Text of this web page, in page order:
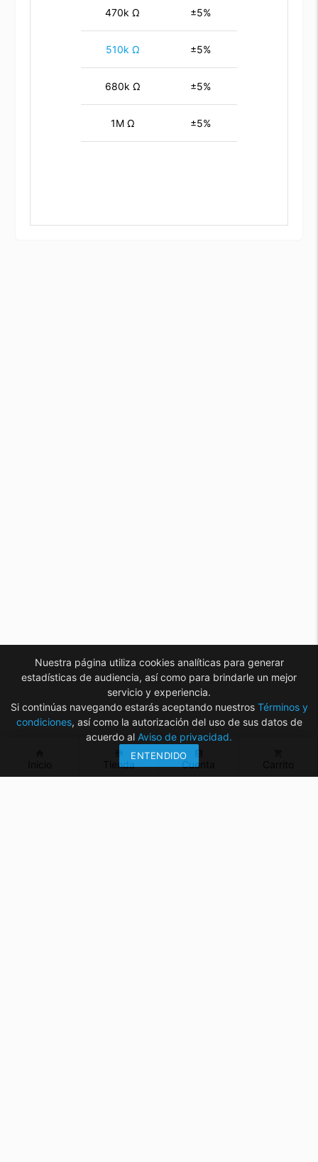
470k Ω ±5%
510k Ω ±5%
680k Ω ±5%
1M Ω ±5%
Tienda Cuenta
Nuestra página utiliza cookies analíticas para generar
estadísticas de audiencia, así como para brindarle un mejor
servicio y experiencia.
Si continúas navegando estarás aceptando nuestros Términos y
condiciones, así como la autorización del uso de sus datos de
acuerdo al Aviso de privacidad.
ENTENDIDO